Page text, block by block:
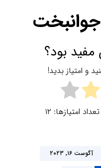
جوانبخت
مفید بود؟
و امتیاز بدید!
۱۲
آگوست ۱۶, ۲۰۲۳